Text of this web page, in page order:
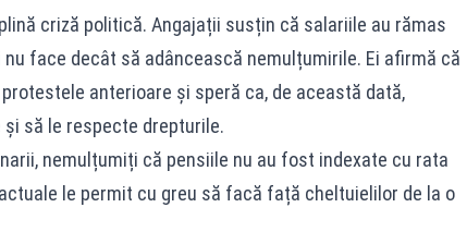
criză politică. Angajații susțin că salariile au rămas
face decât să adâncească nemulțumirile. Ei afirmă că
anterioare și speră ca, de această dată,
să le respecte drepturile.
nemulțumiți că pensiile nu au fost indexate cu rata
le permit cu greu să facă față cheltuielilor de la o